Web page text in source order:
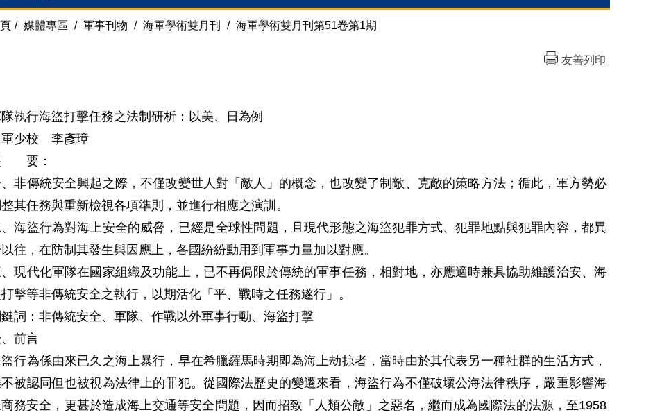
/ 媒體專區 / 軍事刊物 / 海軍學術雙月刊 / 海軍學術雙月刊第51卷第1期
友善列印
執行海盜打擊任務之法制研析：以美、日為例
軍少校 李彥璋
要：
非傳統安全興起之際，不僅改變世人對「敵人」的概念，也改變了制敵、克敵的策略方法；循此，軍方勢必
其任務與重新檢視各項準則，並進行相應之演訓。
海盜行為對海上安全的威脅，已經是全球性問題，且現代形態之海盜犯罪方式、犯罪地點與犯罪內容，都異
往，在防制其發生與因應上，各國紛紛動用到軍事力量加以對應。
現代化軍隊在國家組織及功能上，已不再侷限於傳統的軍事任務，相對地，亦應適時兼具協助維護治安、海
擊等非傳統安全之執行，以期活化「平、戰時之任務遂行」。
鍵詞：非傳統安全、軍隊、作戰以外軍事行動、海盜打擊
前言
行為係由來已久之海上暴行，早在希臘羅馬時期即為海上劫掠者，當時由於其代表另一種社群的生活方式，
被認同但也被視為法律上的罪犯。從國際法歷史的變遷來看，海盜行為不僅破壞公海法律秩序，嚴重影響海
商務安全，更甚於造成海上交通等安全問題，因而招致「人類公敵」之惡名，繼而成為國際法的法源，至1958